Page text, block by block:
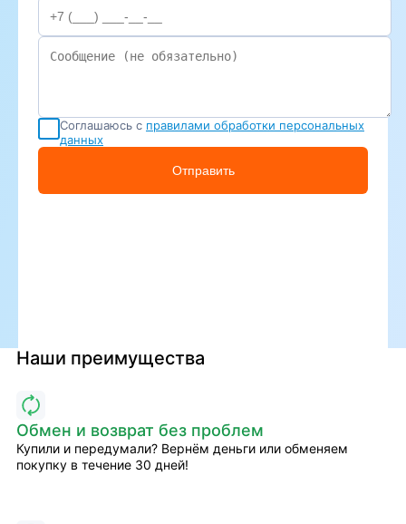
Соглашаюсь с правилами обработки персональных
данных
Отправить
Наши преимущества
Обмен и возврат без проблем
Купили и передумали? Вернём деньги или обменяем
покупку в течение 30 дней!